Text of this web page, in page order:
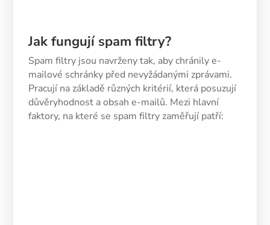
Jak fungují spam filtry?
Spam filtry jsou navrženy tak, aby chránily e-
mailové schránky před nevyžádanými zprávami.
Pracují na základě různých kritérií, která posuzují
důvěryhodnost a obsah e-mailů. Mezi hlavní
faktory, na které se spam filtry zaměřují patří: